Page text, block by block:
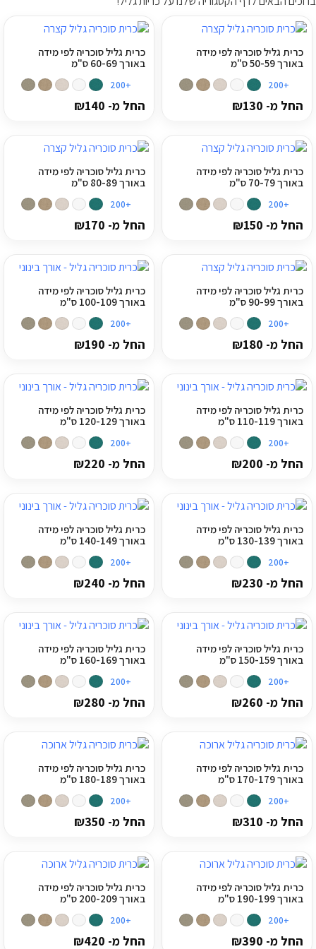
ריהוט למרפסת
ריהוט לבית
אקססוריז
קטלוג צבעים
אודות
טיפים והמלצות
הצהרת נגישות
כרית גליל סוכריה לפי מידה
באורך 50-59 ס"מ
+200
החל מ- ₪130
כרית גליל סוכריה לפי מידה
באורך 60-69 ס"מ
+200
החל מ- ₪140
כרית גליל סוכריה לפי מידה
באורך 70-79 ס"מ
+200
החל מ- ₪150
כרית גליל סוכריה לפי מידה
באורך 80-89 ס"מ
+200
החל מ- ₪170
כרית גליל סוכריה לפי מידה
באורך 90-99 ס"מ
+200
החל מ- ₪180
כרית גליל סוכריה לפי מידה
באורך 100-109 ס"מ
+200
החל מ- ₪190
כרית גליל סוכריה לפי מידה
באורך 110-119 ס"מ
+200
החל מ- ₪200
כרית גליל סוכריה לפי מידה
באורך 120-129 ס"מ
+200
החל מ- ₪220
כרית גליל סוכריה לפי מידה
באורך 130-139 ס"מ
+200
החל מ- ₪230
כרית גליל סוכריה לפי מידה
באורך 140-149 ס"מ
+200
החל מ- ₪240
כרית גליל סוכריה לפי מידה
באורך 150-159 ס"מ
+200
החל מ- ₪260
כרית גליל סוכריה לפי מידה
באורך 160-169 ס"מ
+200
החל מ- ₪280
כרית גליל סוכריה לפי מידה
באורך 170-179 ס"מ
+200
החל מ- ₪310
כרית גליל סוכריה לפי מידה
באורך 180-189 ס"מ
+200
החל מ- ₪350
כרית גליל סוכריה לפי מידה
באורך 190-199 ס"מ
+200
החל מ- ₪390
כרית גליל סוכריה לפי מידה
באורך 200-209 ס"מ
+200
החל מ- ₪420